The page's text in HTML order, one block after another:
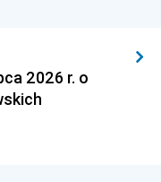
2026 r. o